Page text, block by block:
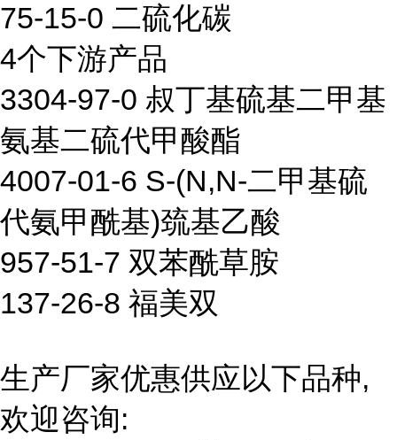
75-15-0 二硫化碳
4个下游产品
3304-97-0 叔丁基硫基二甲基
氨基二硫代甲酸酯
4007-01-6 S-(N,N-二甲基硫
代氨甲酰基)巯基乙酸
957-51-7 双苯酰草胺
137-26-8 福美双
生产厂家优惠供应以下品种,
欢迎咨询: